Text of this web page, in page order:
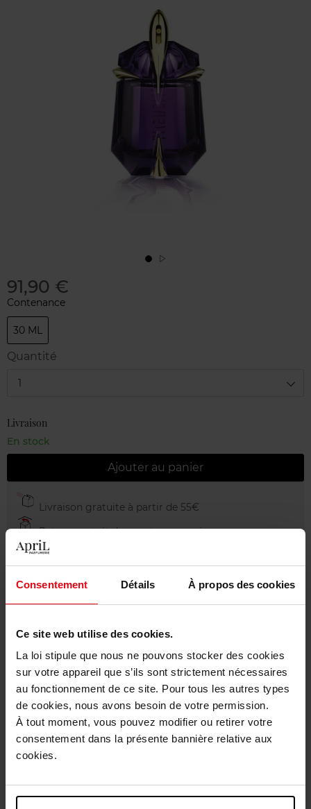
Consentement Détails À propos des cookies
Ce site web utilise des cookies.
La loi stipule que nous ne pouvons stocker des cookies
sur votre appareil que s’ils sont strictement nécessaires
au fonctionnement de ce site. Pour tous les autres types
de cookies, nous avons besoin de votre permission.
À tout moment, vous pouvez modifier ou retirer votre
consentement dans la présente bannière relative aux
cookies.
91,90 €
Contenance
30 ML
Quantité
1
Livraison
En stock
Ajouter au panier
Livraison gratuite à partir de 55€
Retour gratuit dans votre magasin
Emballage cadeau offert
Description
Conseil d'utilisation
Caractéristiques